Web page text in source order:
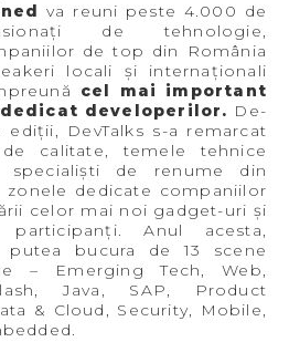
va reuni peste 4.000 de
de tehnologie,
de top din România
locali și internaționali
cel mai important
developerilor. De-
DevTalks s-a remarcat
calitate, temele tehnice
specialiști de renume din
dedicate companiilor
celor mai noi gadget-uri și
participanți. Anul acesta,
bucura de 13 scene
– Emerging Tech, Web,
Java, SAP, Product
& Cloud, Security, Mobile,